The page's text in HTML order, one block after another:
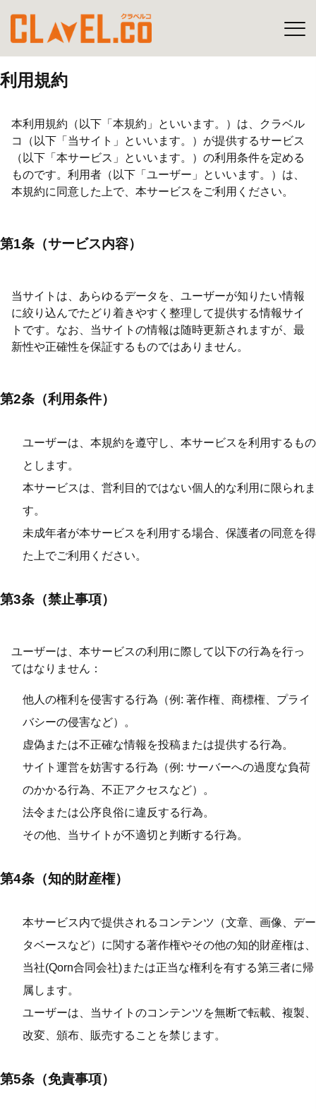
利用規約
本利用規約（以下「本規約」といいます。）は、クラベル
コ（以下「当サイト」といいます。）が提供するサービス
（以下「本サービス」といいます。）の利用条件を定める
ものです。利用者（以下「ユーザー」といいます。）は、
本規約に同意した上で、本サービスをご利用ください。
第1条（サービス内容）
当サイトは、あらゆるデータを、ユーザーが知りたい情報
に絞り込んでたどり着きやすく整理して提供する情報サイ
トです。なお、当サイトの情報は随時更新されますが、最
新性や正確性を保証するものではありません。
第2条（利用条件）
ユーザーは、本規約を遵守し、本サービスを利用するもの
とします。
本サービスは、営利目的ではない個人的な利用に限られま
す。
未成年者が本サービスを利用する場合、保護者の同意を得
た上でご利用ください。
第3条（禁止事項）
ユーザーは、本サービスの利用に際して以下の行為を行っ
てはなりません：
他人の権利を侵害する行為（例: 著作権、商標権、プライ
バシーの侵害など）。
虚偽または不正確な情報を投稿または提供する行為。
サイト運営を妨害する行為（例: サーバーへの過度な負荷
のかかる行為、不正アクセスなど）。
法令または公序良俗に違反する行為。
その他、当サイトが不適切と判断する行為。
第4条（知的財産権）
本サービス内で提供されるコンテンツ（文章、画像、デー
タベースなど）に関する著作権やその他の知的財産権は、
当社(Qorn合同会社)または正当な権利を有する第三者に帰
属します。
ユーザーは、当サイトのコンテンツを無断で転載、複製、
改変、頒布、販売することを禁じます。
第5条（免責事項）